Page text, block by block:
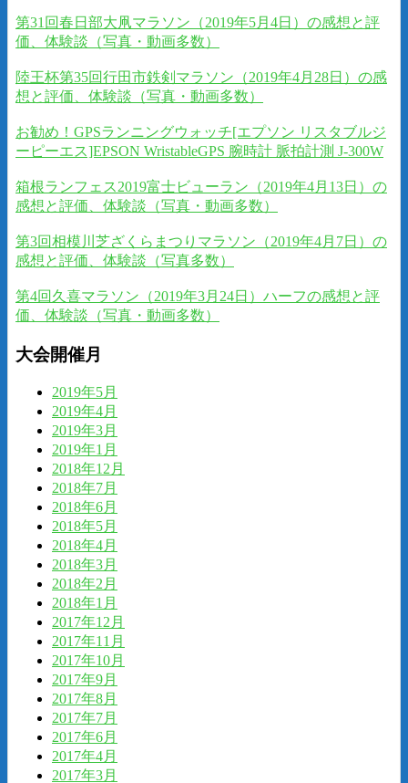
第31回春日部大凧マラソン（2019年5月4日）の感想と評
価、体験談（写真・動画多数）
陸王杯第35回行田市鉄剣マラソン（2019年4月28日）の感
想と評価、体験談（写真・動画多数）
お勧め！GPSランニングウォッチ[エプソン リスタブルジ
ーピーエス]EPSON WristableGPS 腕時計 脈拍計測 J-300W
箱根ランフェス2019富士ビューラン（2019年4月13日）の
感想と評価、体験談（写真・動画多数）
第3回相模川芝ざくらまつりマラソン（2019年4月7日）の
感想と評価、体験談（写真多数）
第4回久喜マラソン（2019年3月24日）ハーフの感想と評
価、体験談（写真・動画多数）
大会開催月
2019年5月
2019年4月
2019年3月
2019年1月
2018年12月
2018年7月
2018年6月
2018年5月
2018年4月
2018年3月
2018年2月
2018年1月
2017年12月
2017年11月
2017年10月
2017年9月
2017年8月
2017年7月
2017年6月
2017年4月
2017年3月